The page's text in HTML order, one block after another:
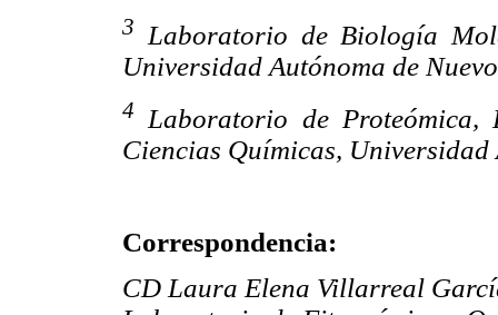
3
Laboratorio de Biología
Universidad Autónoma de
4
Laboratorio de Proteómica,
Ciencias Químicas,
Correspondencia:
CD Laura Elena Villarreal